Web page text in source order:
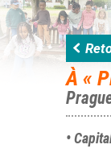
À «
•